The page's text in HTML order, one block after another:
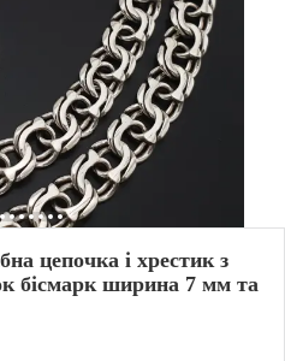
цепочка і хрестик з
бісмарк ширина 7 мм та